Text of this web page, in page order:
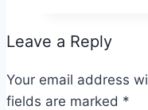
Leave a Reply
Your email address
fields are marked *